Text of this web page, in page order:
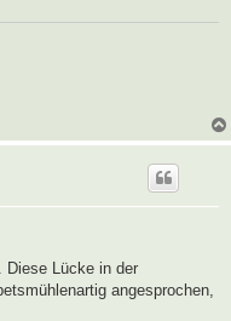
Diese Lücke in der
angesprochen,